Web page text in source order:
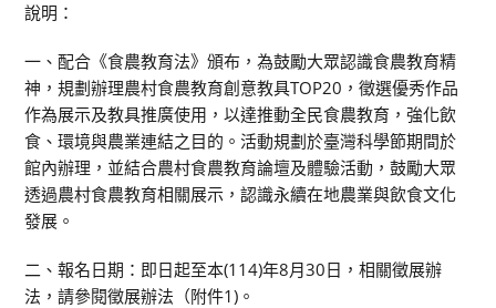
說明：
一、配合《食農教育法》頒布，為鼓勵大眾認識食農教育精
神，規劃辦理農村食農教育創意教具TOP20，徵選優秀作品
作為展示及教具推廣使用，以達推動全民食農教育，強化飲
食、環境與農業連結之目的。活動規劃於臺灣科學節期間於
館內辦理，並結合農村食農教育論壇及體驗活動，鼓勵大眾
透過農村食農教育相關展示，認識永續在地農業與飲食文化
發展。
二、報名日期：即日起至本(114)年8月30日，相關徵展辦
法，請參閱徵展辦法（附件1)。